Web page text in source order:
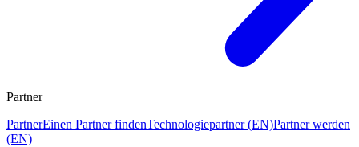
Partner
PartnerEinen Partner findenTechnologiepartner (EN)Partner werden
(EN)